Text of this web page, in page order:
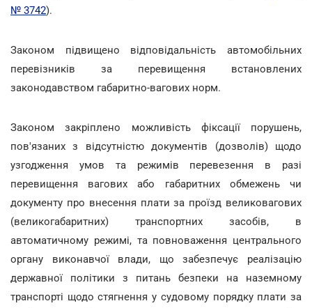
№ 3742).
Законом підвищено відповідальність автомобільних
перевізників за перевищення встановлених
законодавством габаритно-вагових норм.
Законом закріплено можливість фіксації порушень,
пов'язаних з відсутністю документів (дозволів) щодо
узгодження умов та режимів перевезення в разі
перевищення вагових або габаритних обмежень чи
документу про внесення плати за проїзд великовагових
(великогабаритних) транспортних засобів, в
автоматичному режимі, та повноваження центрального
органу виконавчої влади, що забезпечує реалізацію
державної політики з питань безпеки на наземному
транспорті щодо стягнення у судовому порядку плати за